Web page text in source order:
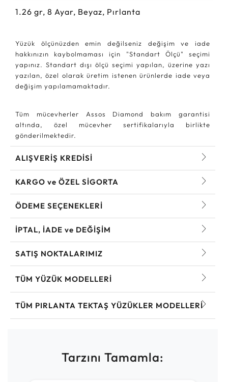
1.26 gr, 8 Ayar, Beyaz, Pırlanta
Yüzük ölçünüzden emin değilseniz değişim ve iade
hakkınızın kaybolmaması için "Standart Ölçü" seçimi
yapınız. Standart dışı ölçü seçimi yapılan, üzerine yazı
yazılan, özel olarak üretim istenen ürünlerde iade veya
değişim yapılamamaktadır.
Tüm mücevherler Assos Diamond bakım garantisi
altında, özel mücevher sertifikalarıyla birlikte
gönderilmektedir.
ALIŞVERİŞ KREDİSİ
KARGO ve ÖZEL SİGORTA
ÖDEME SEÇENEKLERİ
İPTAL, İADE ve DEĞİŞİM
SATIŞ NOKTALARIMIZ
TÜM YÜZÜK MODELLERI
TÜM PIRLANTA TEKTAŞ YÜZÜKLER MODELLERI
Tarzını Tamamla: